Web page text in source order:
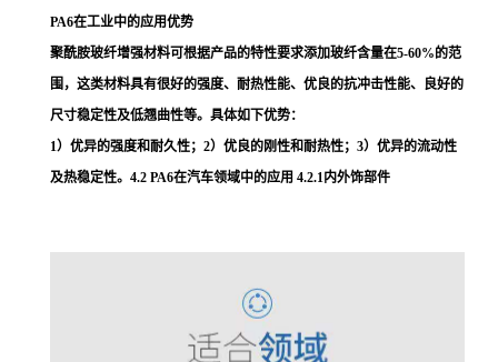
PA6在工业中的应用优势
聚酰胺玻纤增强材料可根据产品的特性要求添加玻纤含量在5-60%的范
围，这类材料具有很好的强度、耐热性能、优良的抗冲击性能、良好的
尺寸稳定性及低翘曲性等。具体如下优势：
1）优异的强度和耐久性；2）优良的刚性和耐热性；3）优异的流动性
及热稳定性。4.2 PA6在汽车领域中的应用 4.2.1内外饰部件